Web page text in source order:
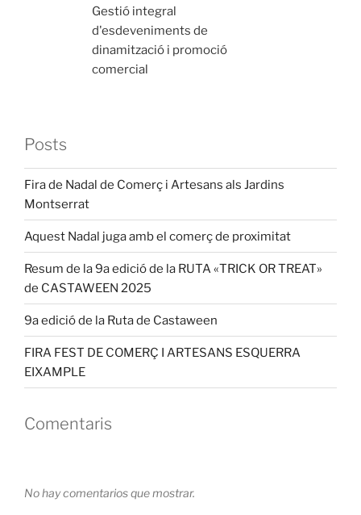
Gestió integral
d'esdeveniments de
dinamització i promoció
comercial
Posts
Fira de Nadal de Comerç i Artesans als Jardins
Montserrat
Aquest Nadal juga amb el comerç de proximitat
Resum de la 9a edició de la RUTA «TRICK OR TREAT»
de CASTAWEEN 2025
9a edició de la Ruta de Castaween
FIRA FEST DE COMERÇ I ARTESANS ESQUERRA
EIXAMPLE
Comentaris
No hay comentarios que mostrar.